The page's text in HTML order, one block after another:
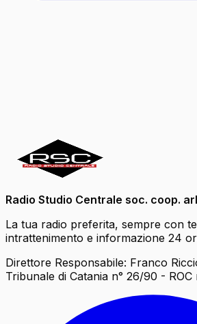
Radio Studio Centrale soc. coop. arl
La tua radio preferita, sempre con
intrattenimento e informazione 24
Direttore Responsabile: Franco
Tribunale di Catania n° 26/90 - ROC